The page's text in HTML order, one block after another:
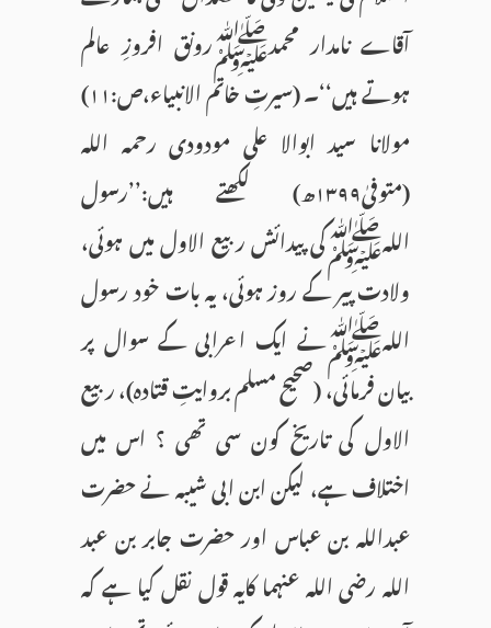
آقاے نامدار محمدﷺرونق افروزِ عالم
ہوتے ہیں‘‘۔ (سیرتِ خاتم الانبیاء،ص:۱۱)
مولانا سید ابوالا علی مودودی رحمہ اللہ
(متوفیٰ۱۳۹۹ھ) لکھتے ہیں:’’رسول
اللہﷺکی پیدائش ربیع الاول میں ہوئی،
ولادت پیر کے روز ہوئی، یہ بات خود رسول
اللہﷺنے ایک اعرابی کے سوال پر
بیان فرمائی، (صحیح مسلم بروایتِ قتادہ)، ربیع
الاول کی تاریخ کون سی تھی ؟ اس میں
اختلاف ہے، لیکن ابن ابی شیبہ نے حضرت
عبداللہ بن عباس اور حضرت جابر بن عبد
اللہ رضی اللہ عنہما کایہ قول نقل کیا ہے کہ